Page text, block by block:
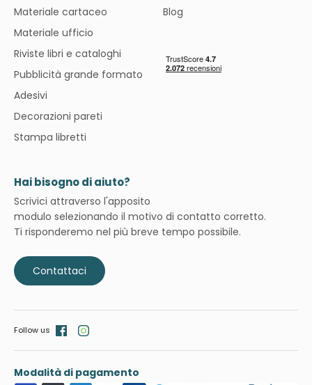
Blog
Materiale cartaceo
Materiale ufficio
Riviste libri e cataloghi
Pubblicità grande formato
Adesivi
Decorazioni pareti
Stampa libretti
Hai bisogno di aiuto?
Scrivici attraverso l'apposito
modulo selezionando il motivo di contatto corretto.
Ti risponderemo nel più breve tempo possibile.
Contattaci
Modalità di pagamento
Follow us